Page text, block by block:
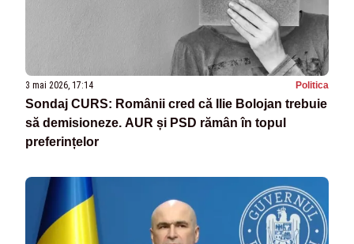
3 mai 2026, 17:14 Politica
Sondaj CURS: Românii cred că Ilie Bolojan trebuie
să demisioneze. AUR și PSD rămân în topul
preferințelor